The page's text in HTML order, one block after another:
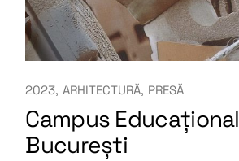
2023 ARHITECTURĂ PRESĂ
Campus Educațional
București